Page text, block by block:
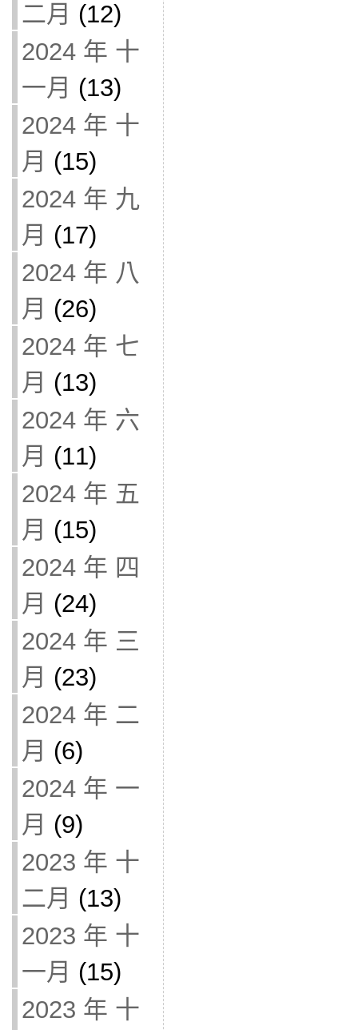
二月 (12)
2024 年 十
一月 (13)
2024 年 十
月 (15)
2024 年 九
月 (17)
2024 年 八
月 (26)
2024 年 七
月 (13)
2024 年 六
月 (11)
2024 年 五
月 (15)
2024 年 四
月 (24)
2024 年 三
月 (23)
2024 年 二
月 (6)
2024 年 一
月 (9)
2023 年 十
二月 (13)
2023 年 十
一月 (15)
2023 年 十